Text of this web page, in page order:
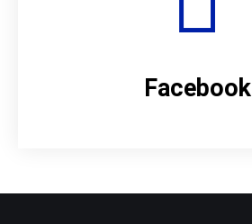
Facebook